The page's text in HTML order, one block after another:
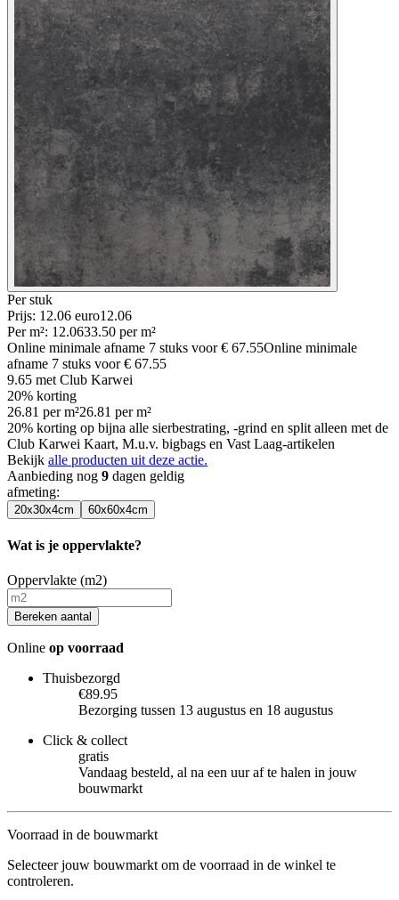
Per stuk
Prijs: 12.06 euro12.06
Per m²: 12.0633.50 per m²
Online minimale afname 7 stuks voor€ 67.55Online minimale
afname 7 stuks voor€ 67.55
9.65 met Club Karwei
20% korting
26.81 per m²26.81 per m²
20% korting op bijna alle sierbestrating, -grind en split alleen met de
Club Karwei Kaart, M.u.v. bigbags en Vast Laag-artikelen
Bekijk alle producten uit deze actie.
Aanbieding nog 9 dagen geldig
afmeting:
20x30x4cm 60x60x4cm
Wat is je oppervlakte?
Oppervlakte (m2)
Bereken aantal
Online op voorraad
Thuisbezorgd
€89.95
Bezorging tussen 13 augustus en 18 augustus
Click & collect
gratis
Vandaag besteld, al na een uur af te halen in jouw
bouwmarkt
Voorraad in de bouwmarkt
Selecteer jouw bouwmarkt om de voorraad in de winkel te
controleren.